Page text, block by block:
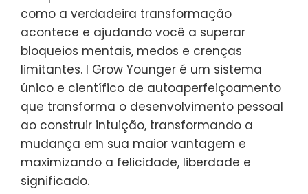
como a verdadeira transformação
acontece e ajudando você a superar
bloqueios mentais, medos e crenças
limitantes. I Grow Younger é um sistema
único e científico de autoaperfeiçoamento
que transforma o desenvolvimento pessoal
ao construir intuição, transformando a
mudança em sua maior vantagem e
maximizando a felicidade, liberdade e
significado.